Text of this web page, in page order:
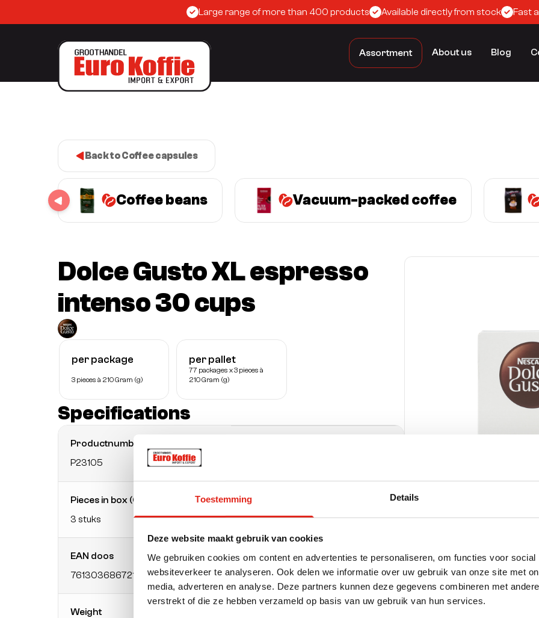
Toestemming Details
Deze website maakt gebruik van cookies
We gebruiken cookies om content en advertenties te personaliseren, om functies voor
websiteverkeer te analyseren. Ook delen we informatie over uw gebruik van onze site met
media, adverteren en analyse. Deze partners kunnen deze gegevens combineren met
verstrekt of die ze hebben verzameld op basis van uw gebruik van hun services.
Large range of more than 400 products Available directly from stock Fast
Assortment About us Blog
Back to Coffee capsules
Coffee beans Vacuum-packed coffee
Dolce Gusto XL espresso
intenso 30 cups
per package
3 pieces à 210 Gram (g)
per pallet
77 packages x 3 pieces à
210 Gram (g)
Specifications
Productnumber
P23105
Pieces in box (CE)
3 stuks
Boxes per pallet (HE)
77 stuks
EAN doos
7613036867214
Packaging
pack
Weight